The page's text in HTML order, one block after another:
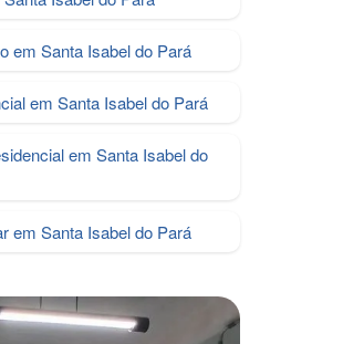
em Santa Isabel do Pará
em Santa Isabel do Pará
em Santa Isabel do
em Santa Isabel do Pará